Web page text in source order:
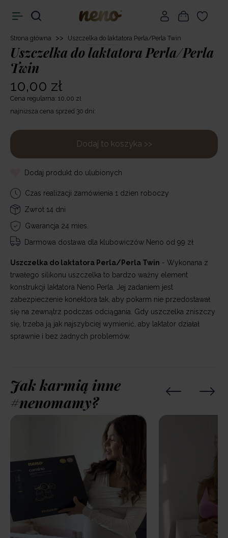
Strona główna >> Uszczelka do laktatora Perla/Perla Twin
Uszczelka do laktatora Perla/Perla
Twin
10,00 zł
Cena regularna: 10,00 zł
najniższa cena sprzed 30 dni:
Dodaj to koszyka >>
Dodaj produkt do ulubionych
Czas realizacji zamówienia 1 dzien roboczy
Zwrot 14 dni
Gwarancja 24 mies.
Darmowa dostawa dla klubowiczów Neno od 99 zł
Uszczelka do laktatora Perla/Perla Twin - Wykonana z
trwałego silikonu uszczelka to bardzo ważny element
konstrukcji laktatora Neno Perla. Jej zadaniem jest
zabezpieczenie konektora tak, aby pokarm nie przedostawał
się na zewnątrz podczas odciągania. Gdy uszczelka zniszczy
się, trzeba ją jak najszybciej wymienić, aby laktator działał
sprawnie i bez żadnych problemów.
Jak karmią inne
#nenomamy?